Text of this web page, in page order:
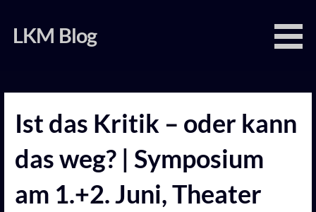
Inhalt
springen
LKM Blog
Ist das Kritik – oder kann
das weg? | Symposium
am 1.+2. Juni, Theater